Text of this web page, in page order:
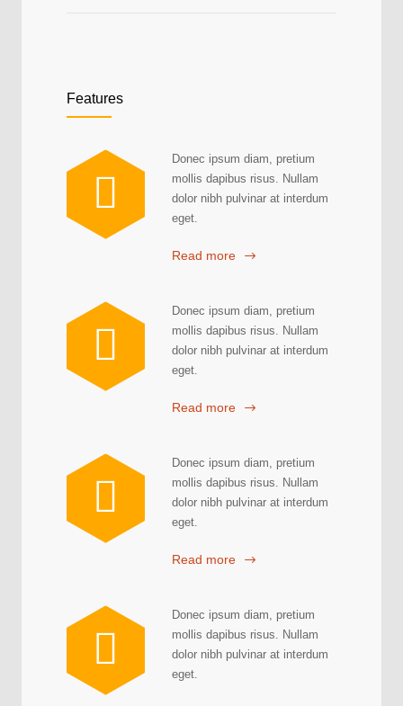
Features
Donec ipsum diam, pretium
mollis dapibus risus. Nullam
dolor nibh pulvinar at interdum
eget.
Read more
Donec ipsum diam, pretium
mollis dapibus risus. Nullam
dolor nibh pulvinar at interdum
eget.
Read more
Donec ipsum diam, pretium
mollis dapibus risus. Nullam
dolor nibh pulvinar at interdum
eget.
Read more
Donec ipsum diam, pretium
mollis dapibus risus. Nullam
dolor nibh pulvinar at interdum
eget.